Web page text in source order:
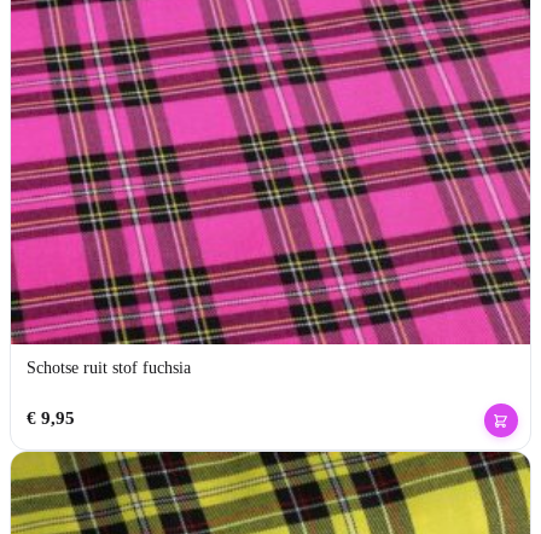
Schotse ruit stof fuchsia
€9,95